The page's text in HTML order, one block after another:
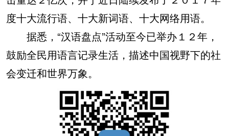
度十大流行语、十大新词语、十大网络用语。
据悉，“汉语盘点”活动至今已举办１２年，
鼓励全民用语言记录生活，描述中国视野下的社
会变迁和世界万象。